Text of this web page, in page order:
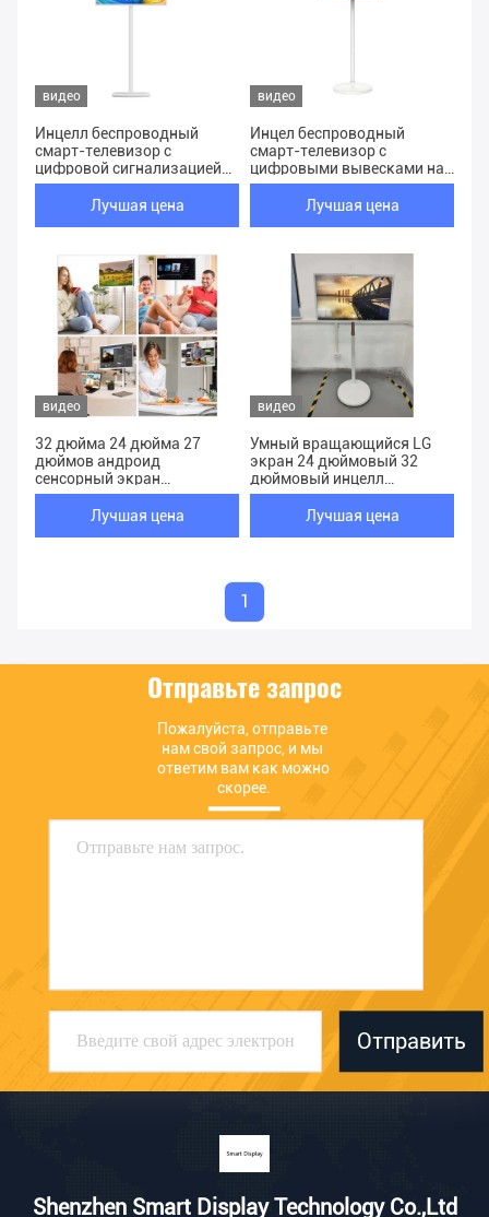
видео
Инцелл беспроводный
смарт-телевизор с
цифровой сигнализацией
90 градусов регулируемый
с 13,56 МГц NFC
Лучшая цена
видео
Инцел беспроводный
смарт-телевизор с
цифровыми вывесками на
90 градусов регулируемый
телевизор с 13,56 МГц NFC
Лучшая цена
видео
32 дюйма 24 дюйма 27
дюймов андроид
сенсорный экран
портативный телевизор
цифровые вывески Stand
Лучшая цена
видео
Умный вращающийся LG
экран 24 дюймовый 32
дюймовый инцелл
сенсорный дисплей IPS
подвижный Android 12
Лучшая цена
1
Отправьте запрос
Пожалуйста, отправьте
нам свой запрос, и мы
ответим вам как можно
скорее.
Отправить
Shenzhen Smart Display Technology Co.,Ltd